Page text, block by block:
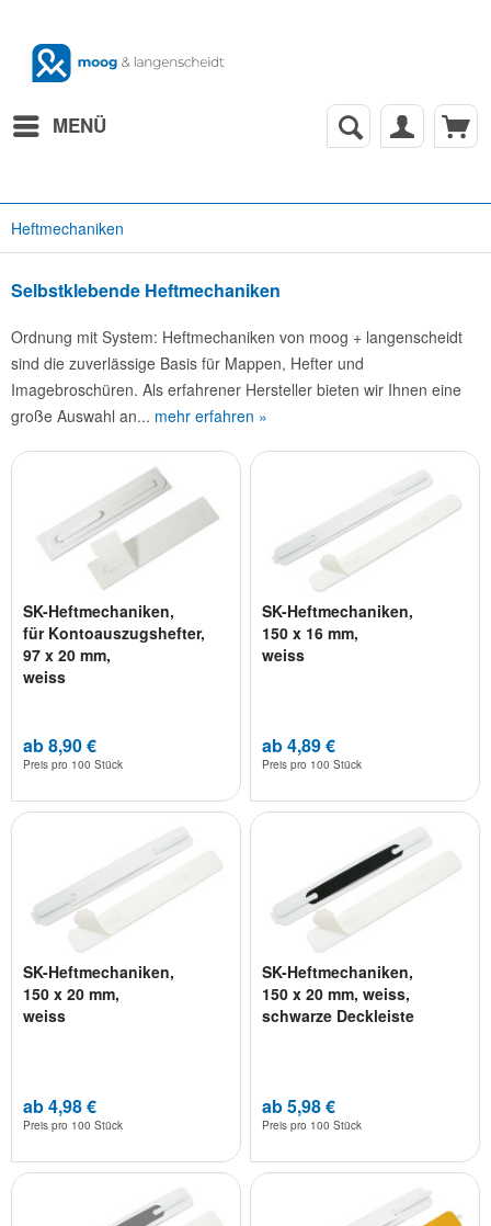
MENÜ
Heftmechaniken
Selbstklebende Heftmechaniken
Ordnung mit System: Heftmechaniken von moog + langenscheidt
sind die zuverlässige Basis für Mappen, Hefter und
Imagebroschüren. Als erfahrener Hersteller bieten wir Ihnen eine
große Auswahl an... mehr erfahren »
SK-Heftmechaniken,
für Kontoauszugshefter,
97 x 20 mm,
weiss
ab 8,90 €
Preis pro 100 Stück
SK-Heftmechaniken,
150 x 16 mm,
weiss
ab 4,89 €
Preis pro 100 Stück
SK-Heftmechaniken,
150 x 20 mm,
weiss
ab 4,98 €
Preis pro 100 Stück
SK-Heftmechaniken,
150 x 20 mm, weiss,
schwarze Deckleiste
ab 5,98 €
Preis pro 100 Stück